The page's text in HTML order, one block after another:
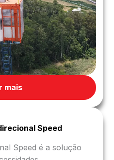
mais
Speed
Speed é a solução